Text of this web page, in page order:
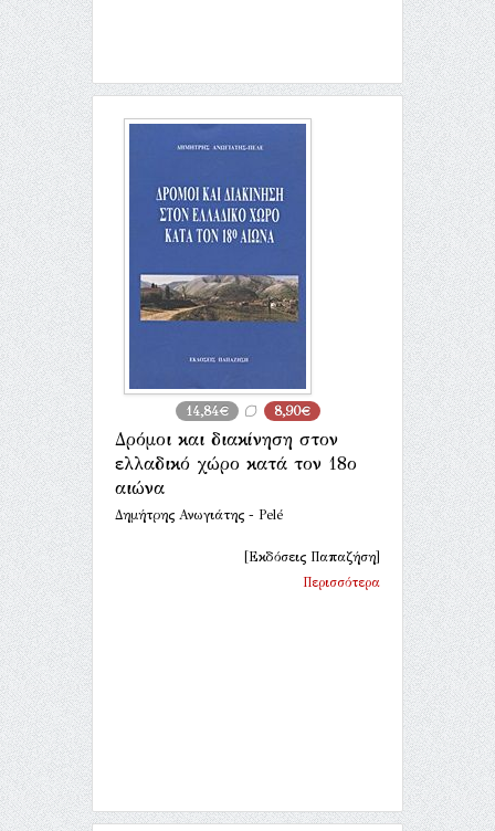
14,84€ 8,90€
Δρόμοι και διακίνηση στον
ελλαδικό χώρο κατά τον 18ο
αιώνα
Δημήτρης Ανωγιάτης - Pelé
[Εκδόσεις Παπαζήση]
Περισσότερα